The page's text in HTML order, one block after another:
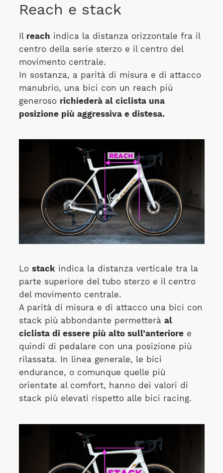
Reach e stack
Il reach indica la distanza orizzontale fra il
centro della serie sterzo e il centro del
movimento centrale.
In sostanza, a parità di misura e di attacco
manubrio, una bici con un reach più
generoso richiederà al ciclista una
posizione più aggressiva e distesa.
Lo stackindica la distanza verticale tra la
parte superiore del tubo sterzo e il centro
del movimento centrale.
A parità di misura e di attacco una bici con
stack più abbondante permetterà al
ciclista di essere più alto sull’anterioree
quindi di pedalare con una posizione più
rilassata. In linea generale, le bici
endurance, o comunque quelle più
orientate al comfort, hanno dei valori di
stack più elevati rispetto alle bici racing.